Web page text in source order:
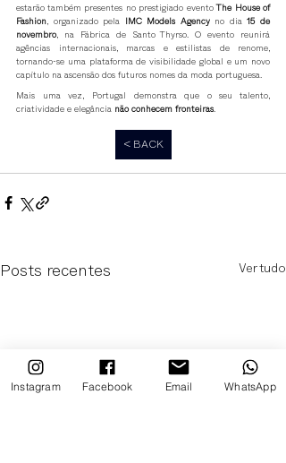
estarão também presentes no prestigiado evento The House of
Fashion , organizado pela IMC Models Agency no dia 15 de
novembro, na Fábrica de Santo Thyrso. O evento reunirá
agências internacionais, marcas e estilistas de renome,
tornando-se uma plataforma de visibilidade global e um novo
capítulo na ascensão dos futuros nomes da moda portuguesa.
Mais uma vez, Portugal demonstra que o seu talento,
criatividade e elegância não conhecem fronteiras
< BACK
Posts recentes Ver tudo
Instagram Facebook Email WhatsApp